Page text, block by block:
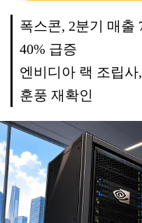
폭스콘, 2분기 매출
40% 급증
엔비디아 랙 조립
훈풍 재확인